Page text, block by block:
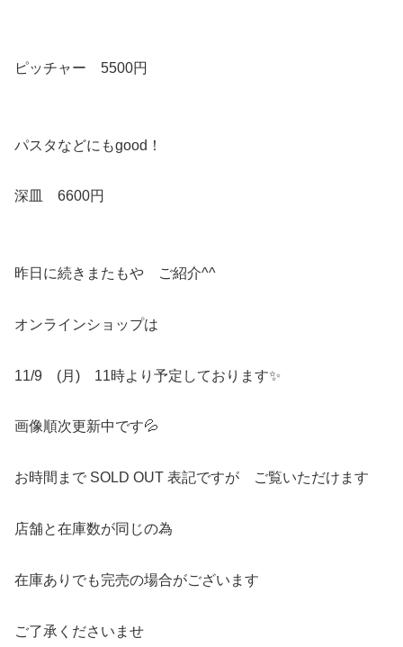
ピッチャー 5500円
パスタなどにもgood！
深皿 6600円
昨日に続きまたもや ご紹介^^
オンラインショップは
11/9 (月) 11時より予定しております✨
画像順次更新中です💦
お時間まで SOLD OUT 表記ですが ご覧いただけます
店舗と在庫数が同じの為
在庫ありでも完売の場合がございます
ご了承くださいませ